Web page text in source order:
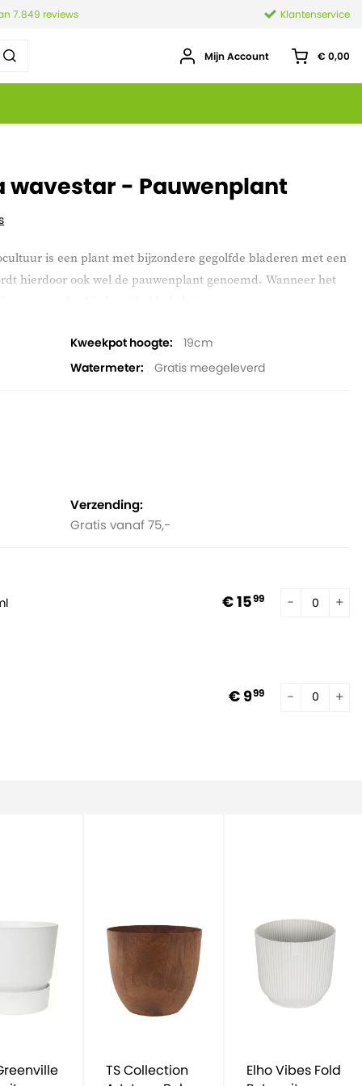
7.849 reviews Klantenservice
Mijn Account € 0,00
- Pauwenplant
is een plant met bijzondere gegolfde bladeren met een
hierdoor ook wel de pauwenplant genoemd. Wanneer het
omdat hij dan zijn blad sluit.
Kweekpot hoogte
19
Watermeter Gratis meegeleverd
Verzending:
Gratis vanaf 75,-
€ 1599
€ 999
TS Collection
Elho Vibes Fold